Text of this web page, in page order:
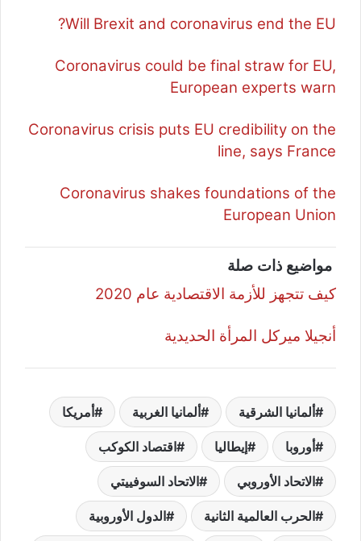
Will Brexit and coronavirus end the EU?
Coronavirus could be final straw for EU,
European experts warn
Coronavirus crisis puts EU credibility on the
line, says France
Coronavirus shakes foundations of the
European Union
مواضيع ذات صلة
كيف تتجهز للأزمة الاقتصادية عام 2020
أنجيلا ميركل المرأة الحديدية
ألمانيا الشرقية ألمانيا الغربية أمريكا
أوروبا إيطاليا اقتصاد الكوكب
الاتحاد الأوروبي الاتحاد السوفييتي
الحرب العالمية الثانية الدول الأوروبية